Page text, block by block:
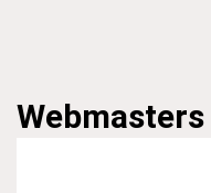
Webmasters